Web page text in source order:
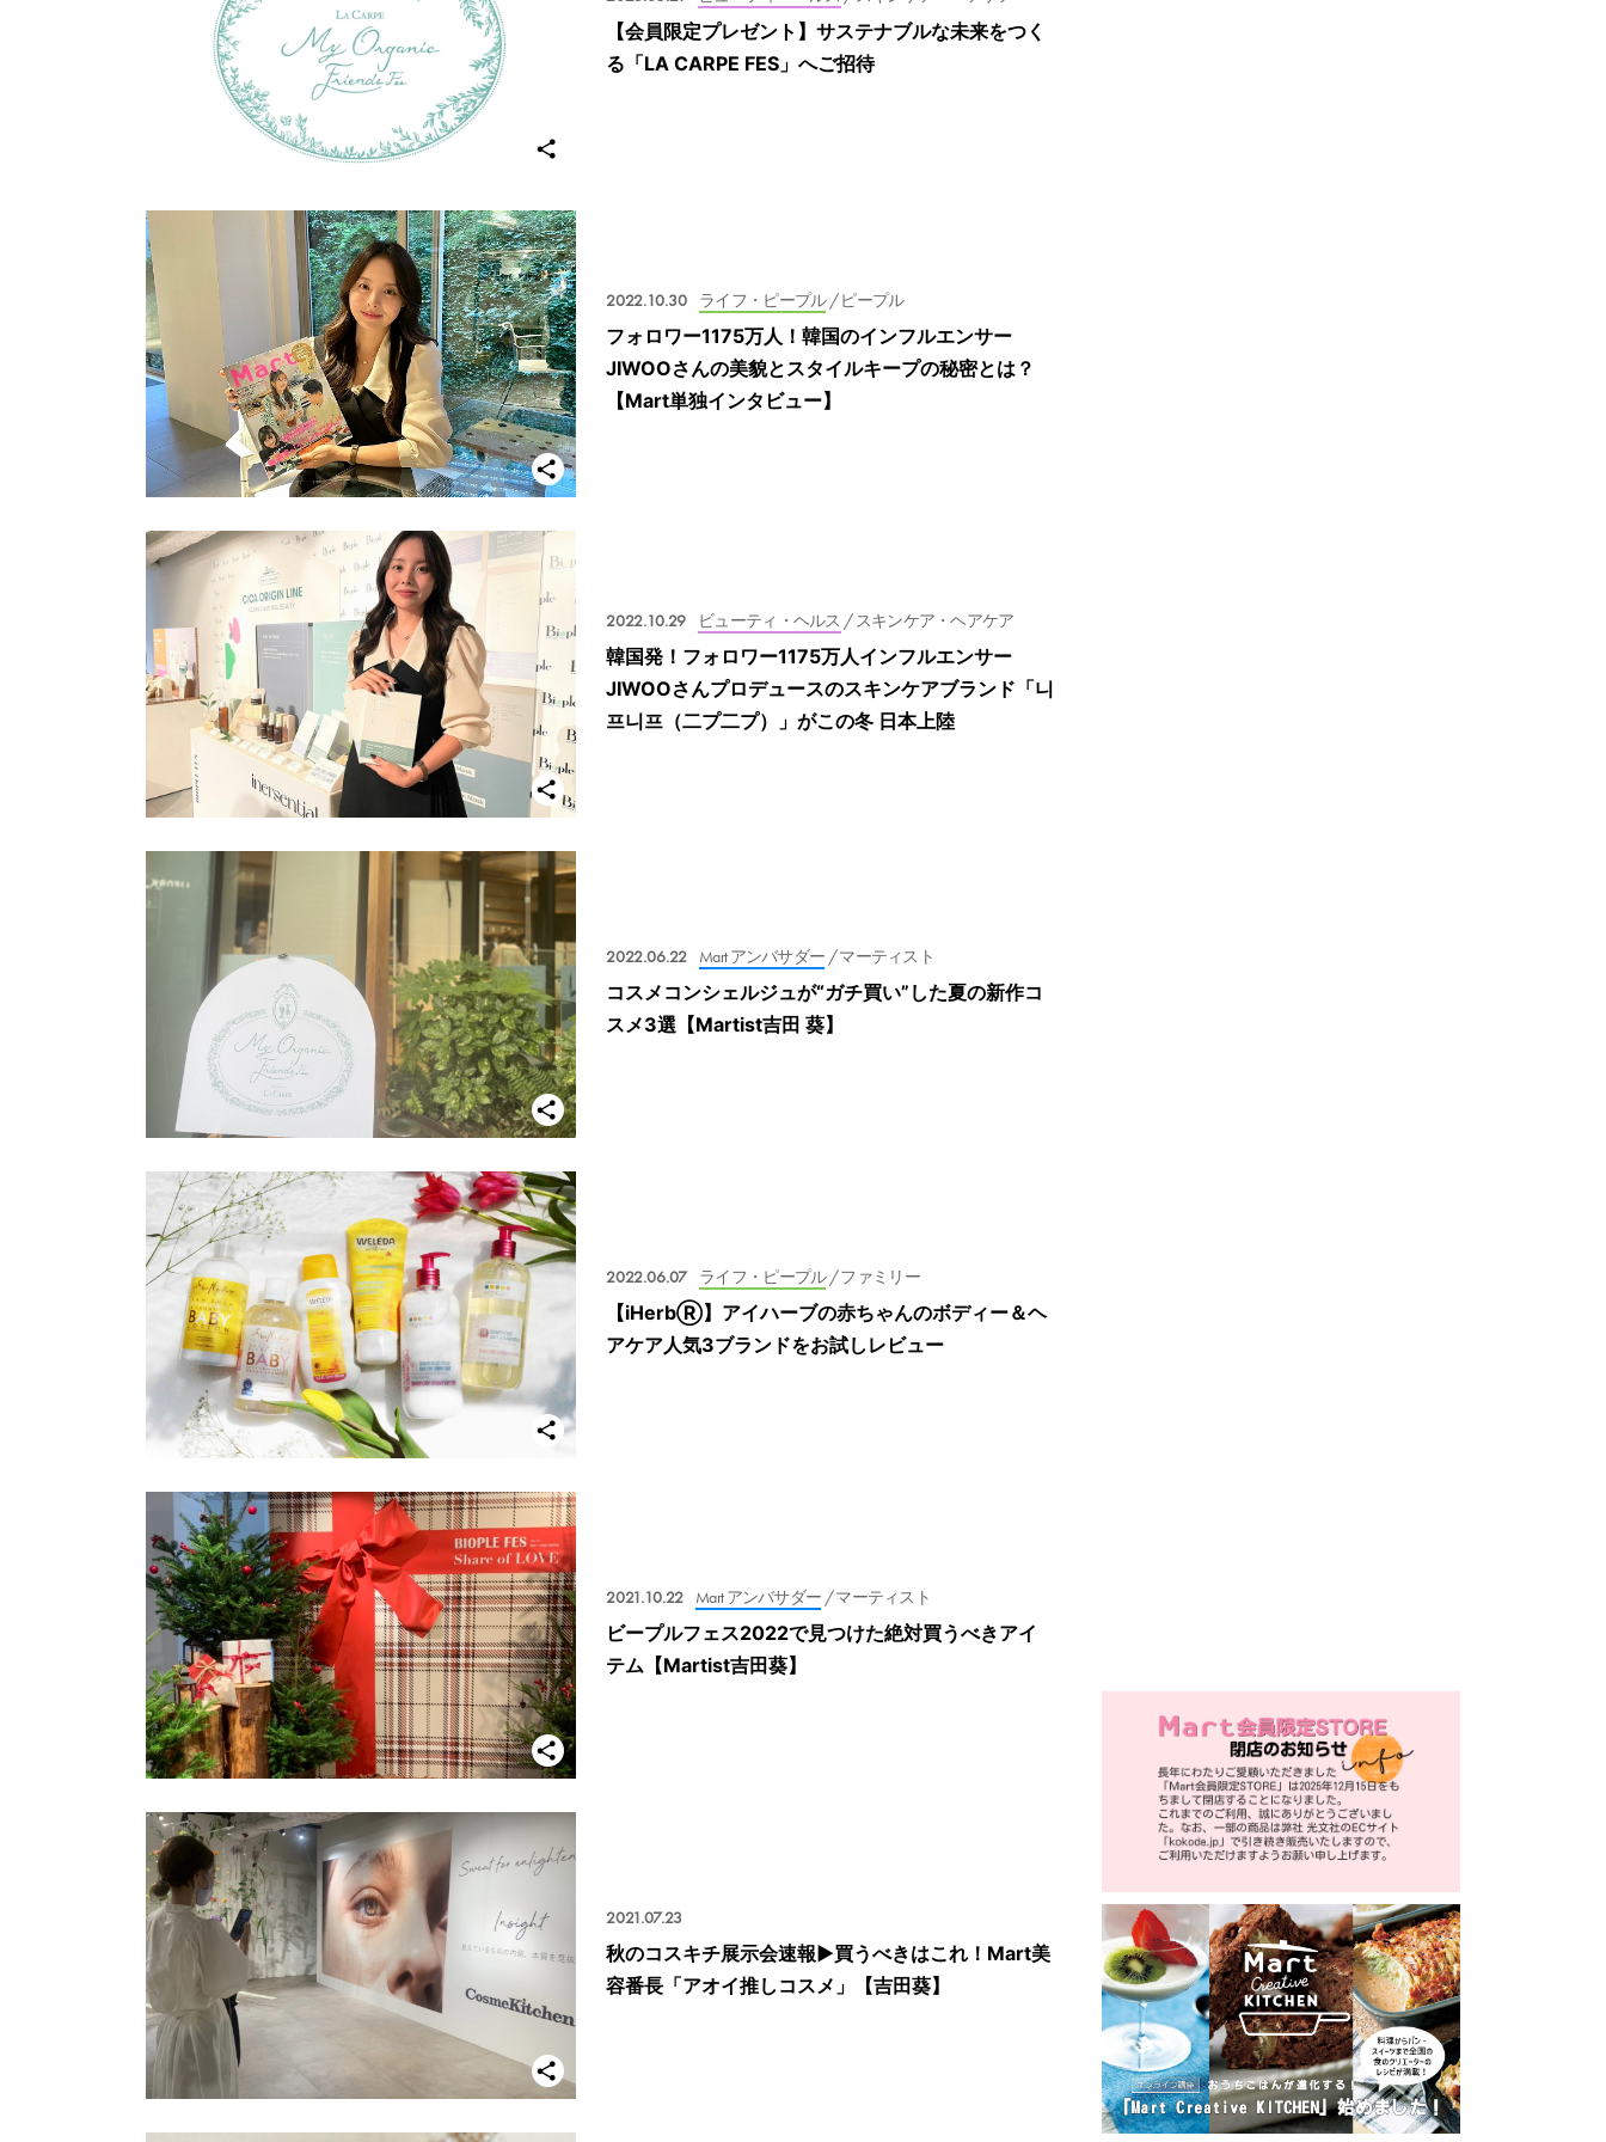
【会員限定プレゼント】サステナブルな未来をつく
る「LA CARPE FES」へご招待
2022.10.30 ライフ・ピープル / ピープル
フォロワー1175万人！韓国のインフルエンサー
JIWOOさんの美貌とスタイルキープの秘密とは？
【Mart単独インタビュー】
2022.10.29 ビューティ・ヘルス / スキンケア・ヘアケア
韓国発！フォロワー1175万人インフルエンサー
JIWOOさんプロデュースのスキンケアブランド「니
프니프（二プ二プ）」がこの冬 日本上陸
2022.06.22 Mart アンバサダー / マーティスト
コスメコンシェルジュが“ガチ買い”した夏の新作コ
スメ3選【Martist吉田 葵】
2022.06.07 ライフ・ピープル/ ファミリー
【iHerbⓇ】アイハーブの赤ちゃんのボディー＆ヘ
アケア人気3ブランドをお試しレビュー
2021.10.22 Mart アンバサダー / マーティスト
ビープルフェス2022で見つけた絶対買うべきアイ
テム【Martist吉田葵】
2021.07.23
秋のコスキチ展示会速報▶︎買うべきはこれ！Mart美
容番長「アオイ推しコスメ」【吉田葵】